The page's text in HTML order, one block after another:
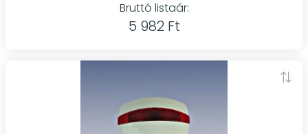
Bruttó listaár:
5 982 Ft